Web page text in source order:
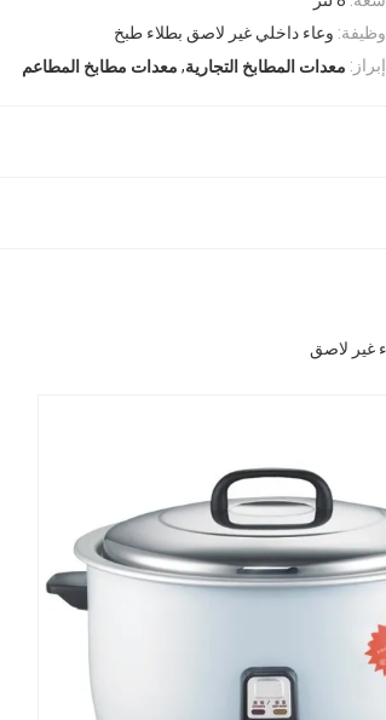
وظيفة: وعاء داخلي غير لاصق بطلاء طبخ
إبراز: معدات المطابخ التجارية, معدات مطابخ المطاعم